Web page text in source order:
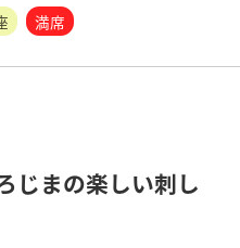
満席
じまの楽しい刺し